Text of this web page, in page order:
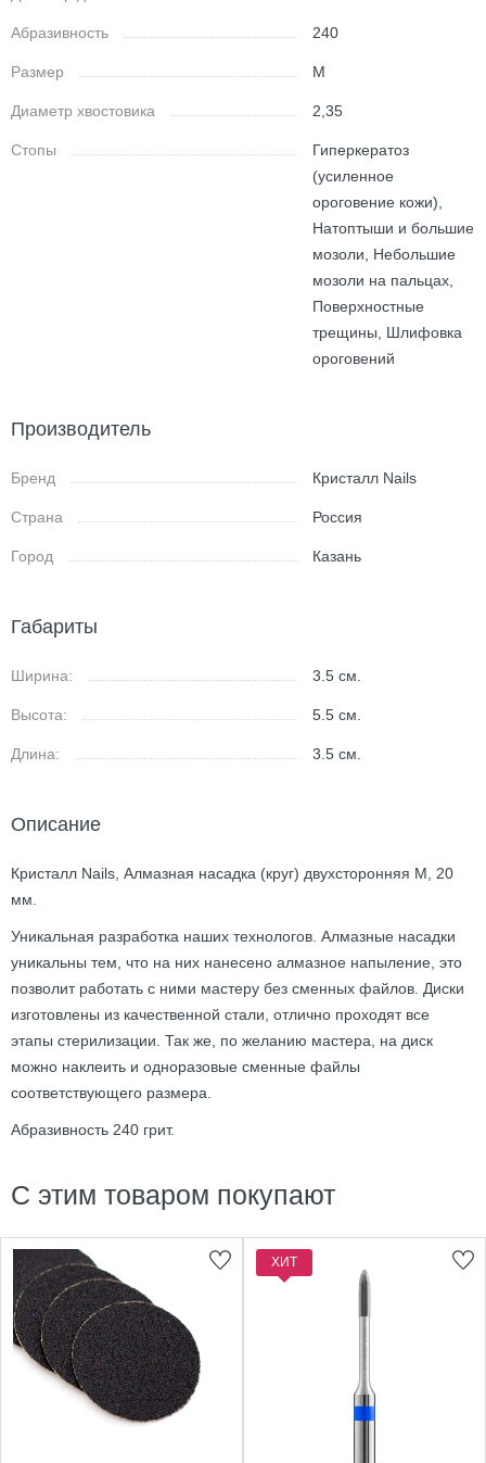
Абразивность 240
Размер M
Диаметр хвостовика 2,35
Стопы
Гиперкератоз
(усиленное
ороговение кожи),
Натоптыши и большие
мозоли, Небольшие
мозоли на пальцах,
Поверхностные
трещины, Шлифовка
ороговений
Производитель
Бренд Кристалл Nails
Страна Россия
Город Казань
Габариты
Ширина: 3.5см.
Высота: 5.5см.
Длина: 3.5см.
Описание
Кристалл Nails, Алмазная насадка (круг) двухсторонняя М, 20
мм.
Уникальная разработка наших технологов. Алмазные насадки
уникальны тем, что на них нанесено алмазное напыление, это
позволит работать с ними мастеру без сменных файлов. Диски
изготовлены из качественной стали, отлично проходят все
этапы стерилизации. Так же, по желанию мастера, на диск
можно наклеить и одноразовые сменные файлы
соответствующего размера.
Абразивность 240 грит.
С этим товаром покупают
ХИТ